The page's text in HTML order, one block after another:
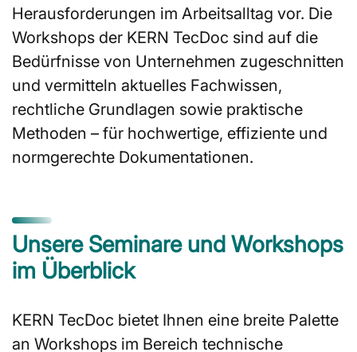
Herausforderungen im Arbeitsalltag vor. Die
Workshops der KERN TecDoc sind auf die
Bedürfnisse von Unternehmen zugeschnitten
und vermitteln aktuelles Fachwissen,
rechtliche Grundlagen sowie praktische
Methoden – für hochwertige, effiziente und
normgerechte Dokumentationen.
Unsere Seminare und Workshops
im Überblick
KERN TecDoc bietet Ihnen eine breite Palette
an Workshops im Bereich technische